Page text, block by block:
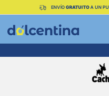
ENVÍOGRATUITOA UN